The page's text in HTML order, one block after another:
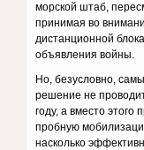
морской штаб,
принимая во
дистанционной
объявления войны.
Но, безусловно,
решение не
году, а вместо
пробную
насколько